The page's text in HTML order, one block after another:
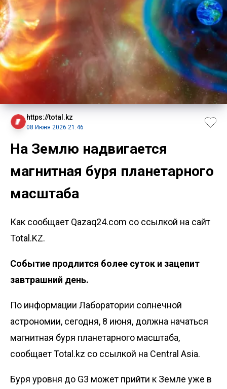
https://total.kz
08 Июня 2026 21:46
На Землю надвигается
магнитная буря планетарного
масштаба
Как сообщает Qazaq24.com со ссылкой на сайт
Total.KZ.
Событие продлится более суток и зацепит
завтрашний день.
По информации Лаборатории солнечной
астрономии, сегодня, 8 июня, должна начаться
магнитная буря планетарного масштаба,
сообщает Total.kz со ссылкой на Central Asia.
Буря уровня до G3 может прийти к Земле уже в